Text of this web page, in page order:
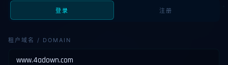
登录 注册
租户域名 / DOMAIN